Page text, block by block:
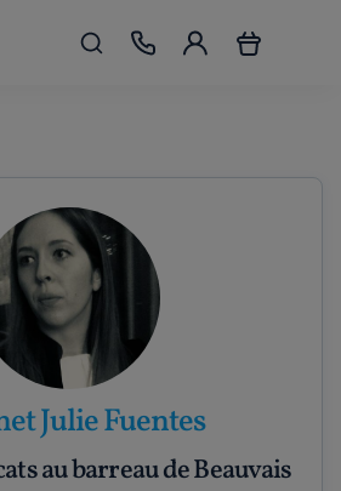
Julie Fuentes
au barreau de Beauvais